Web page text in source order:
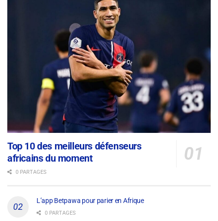
Top 10 des meilleurs défenseurs
africains du moment
0 PARTAGES
L’app Betpawa pour parier en Afrique
0 PARTAGES